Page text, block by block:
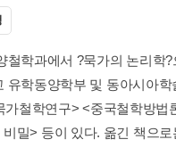
학과에서 ?묵가의 논리학
학동양학부 및 동아시아
철학연구> <중국철학방
밀> 등이 있다. 옮긴 책으